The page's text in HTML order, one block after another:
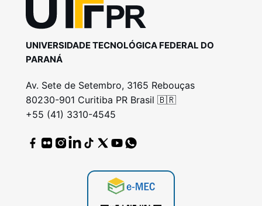
UNIVERSIDADE TECNOLÓGICA FEDERAL DO
PARANÁ
Av. Sete de Setembro, 3165 Rebouças
80230-901 Curitiba PR Brasil 🇧🇷
+55 (41) 3310-4545